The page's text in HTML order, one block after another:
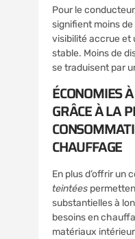
Pour le
signifient moins
visibilité accrue et
stable. Moins de
se traduisent par
ÉCONOMIES
GRÂCE À LA
CHAUFFAGE
En plus d’offrir un
teintées
substantielles à
besoins en
matériaux